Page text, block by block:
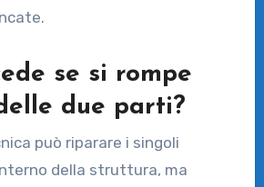
se si rompe
due parti?
può riparare i singoli
della struttura, ma